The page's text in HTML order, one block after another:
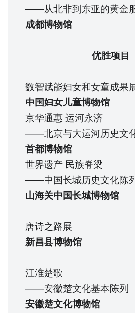
——从北非到东亚的黄金
成都博物馆
优胜项目
数智赋能妇女和女童成果
中国妇女儿童博物馆
京华通惠 运河永济
——北京与大运河历史文
首都博物馆
世界遗产 民族脊梁
——中国长城历史文化陈
山海关中国长城博物馆
唐诗之路展
新昌县博物馆
江淮楚歌
——安徽楚文化基本陈列
安徽楚文化博物馆